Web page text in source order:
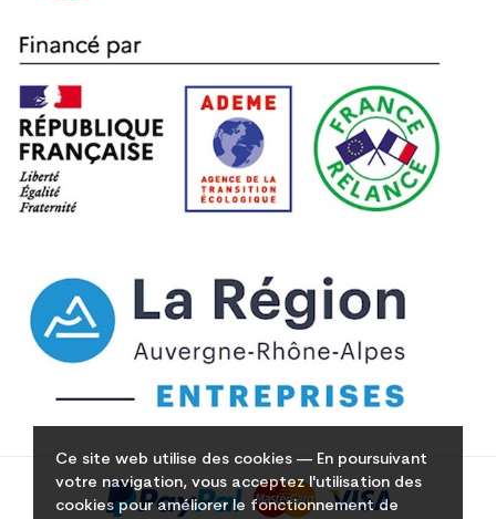
Ce site web utilise des cookies — En poursuivant
votre navigation, vous acceptez l'utilisation des
cookies pour améliorer le fonctionnement de